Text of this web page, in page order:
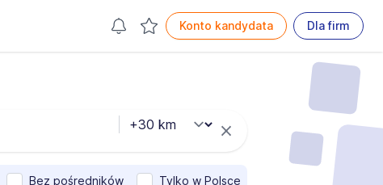
Konto kandydata Dla firm
Bez pośredników Tylko w Polsce